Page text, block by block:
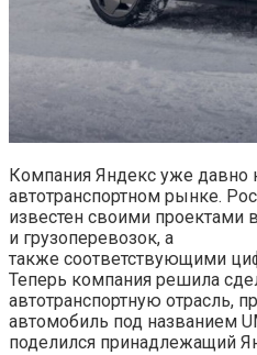
Компания Яндекс уже давно
автотранспортном рынке.
известен своими проектами
и грузоперевозок, а
также соответствующими
Теперь компания решила
автотранспортную отрасль,
автомобиль под названием
поделился принадлежащий